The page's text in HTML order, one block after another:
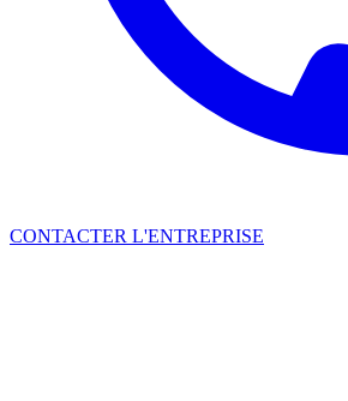
CONTACTER L'ENTREPRISE